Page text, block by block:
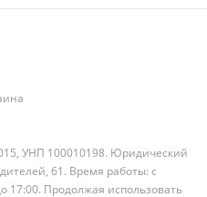
УНП 100010198. Юридический
61. Время работы: с
17:00. Продолжая использовать